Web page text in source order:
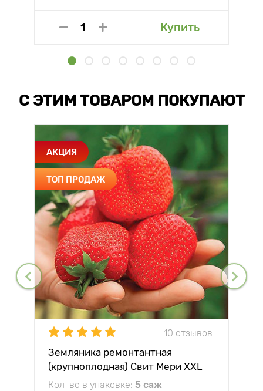
Купить
С ЭТИМ ТОВАРОМ ПОКУПАЮТ
АКЦИЯ
ТОП ПРОДАЖ
10 отзывов
Земляника ремонтантная
(крупноплодная) Свит Мери XXL
Кол-во в упаковке: 5 саж